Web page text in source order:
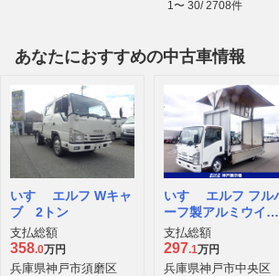
1 〜 30/2708件
あなたにおすすめの中古車情報
いすゞ エルフ Wキャ
ブ 2トン
支払総額
358.0万円
兵庫県神戸市須磨区
いすゞ エルフ フル
ーフ製アルミウイン
グ
支払総額
297.1万円
兵庫県神戸市中央区